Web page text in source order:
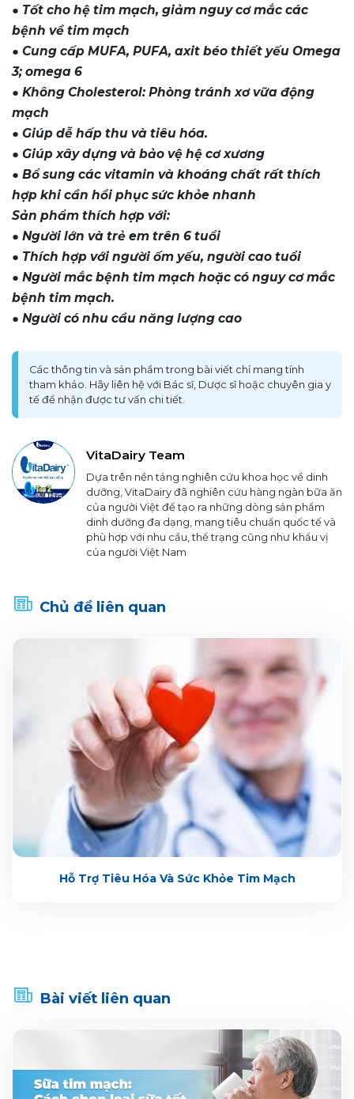
● Tốt cho hệ tim mạch, giảm nguy cơ mắc các
bệnh về tim mạch
● Cung cấp MUFA, PUFA, axit béo thiết yếu Omega
3; omega 6
● Không Cholesterol: Phòng tránh xơ vữa động
mạch
● Giúp dễ hấp thu và tiêu hóa.
● Giúp xây dựng và bảo vệ hệ cơ xương
● Bổ sung các vitamin và khoáng chất rất thích
hợp khi cần hồi phục sức khỏe nhanh
Sản phẩm thích hợp với:
● Người lớn và trẻ em trên 6 tuổi
● Thích hợp với người ốm yếu, người cao tuổi
● Người mắc bệnh tim mạch hoặc có nguy cơ mắc
bệnh tim mạch.
● Người có nhu cầu năng lượng cao
Các thông tin và sản phẩm trong bài viết chỉ mang tính
tham khảo. Hãy liên hệ với Bác sĩ, Dược sĩ hoặc chuyên gia y
tế để nhận được tư vấn chi tiết.
VitaDairy Team
Dựa trên nền tảng nghiên cứu khoa học về dinh
dưỡng, VitaDairy đã nghiên cứu hàng ngàn bữa ăn
của người Việt để tạo ra những dòng sản phẩm
dinh dưỡng đa dạng, mang tiêu chuẩn quốc tế và
phù hợp với nhu cầu, thể trạng cũng như khẩu vị
của người Việt Nam
Chủ đề liên quan
Hỗ Trợ Tiêu Hóa Và Sức Khỏe Tim Mạch
Bài viết liên quan